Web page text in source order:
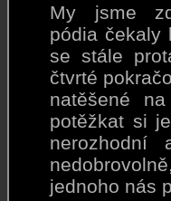
My jsme
pódia čekaly
se stále
čtvrté
natěšené
potěžkat si
jednoho nás